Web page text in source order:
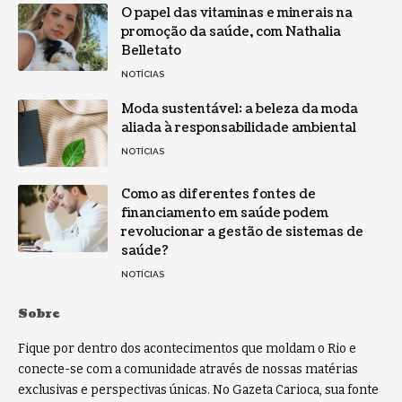
O papel das vitaminas e minerais na
promoção da saúde, com Nathalia
Belletato
NOTÍCIAS
Moda sustentável: a beleza da moda
aliada à responsabilidade ambiental
NOTÍCIAS
Como as diferentes fontes de
financiamento em saúde podem
revolucionar a gestão de sistemas de
saúde?
NOTÍCIAS
Sobre
Fique por dentro dos acontecimentos que moldam o Rio e
conecte-se com a comunidade através de nossas matérias
exclusivas e perspectivas únicas. No Gazeta Carioca, sua fonte